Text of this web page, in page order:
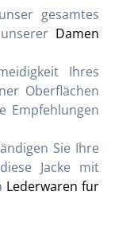
gesamtes
Damen
Ihres
Oberflächen
Empfehlungen
Sie Ihre
Jacke mit
Lederwaren fur